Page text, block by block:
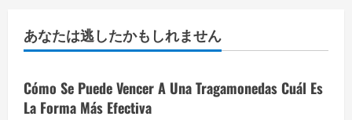
あなたは逃したかもしれません
Cómo Se Puede Vencer A Una Tragamonedas Cuál Es
La Forma Más Efectiva